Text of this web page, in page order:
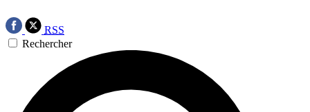
RSS
Rechercher